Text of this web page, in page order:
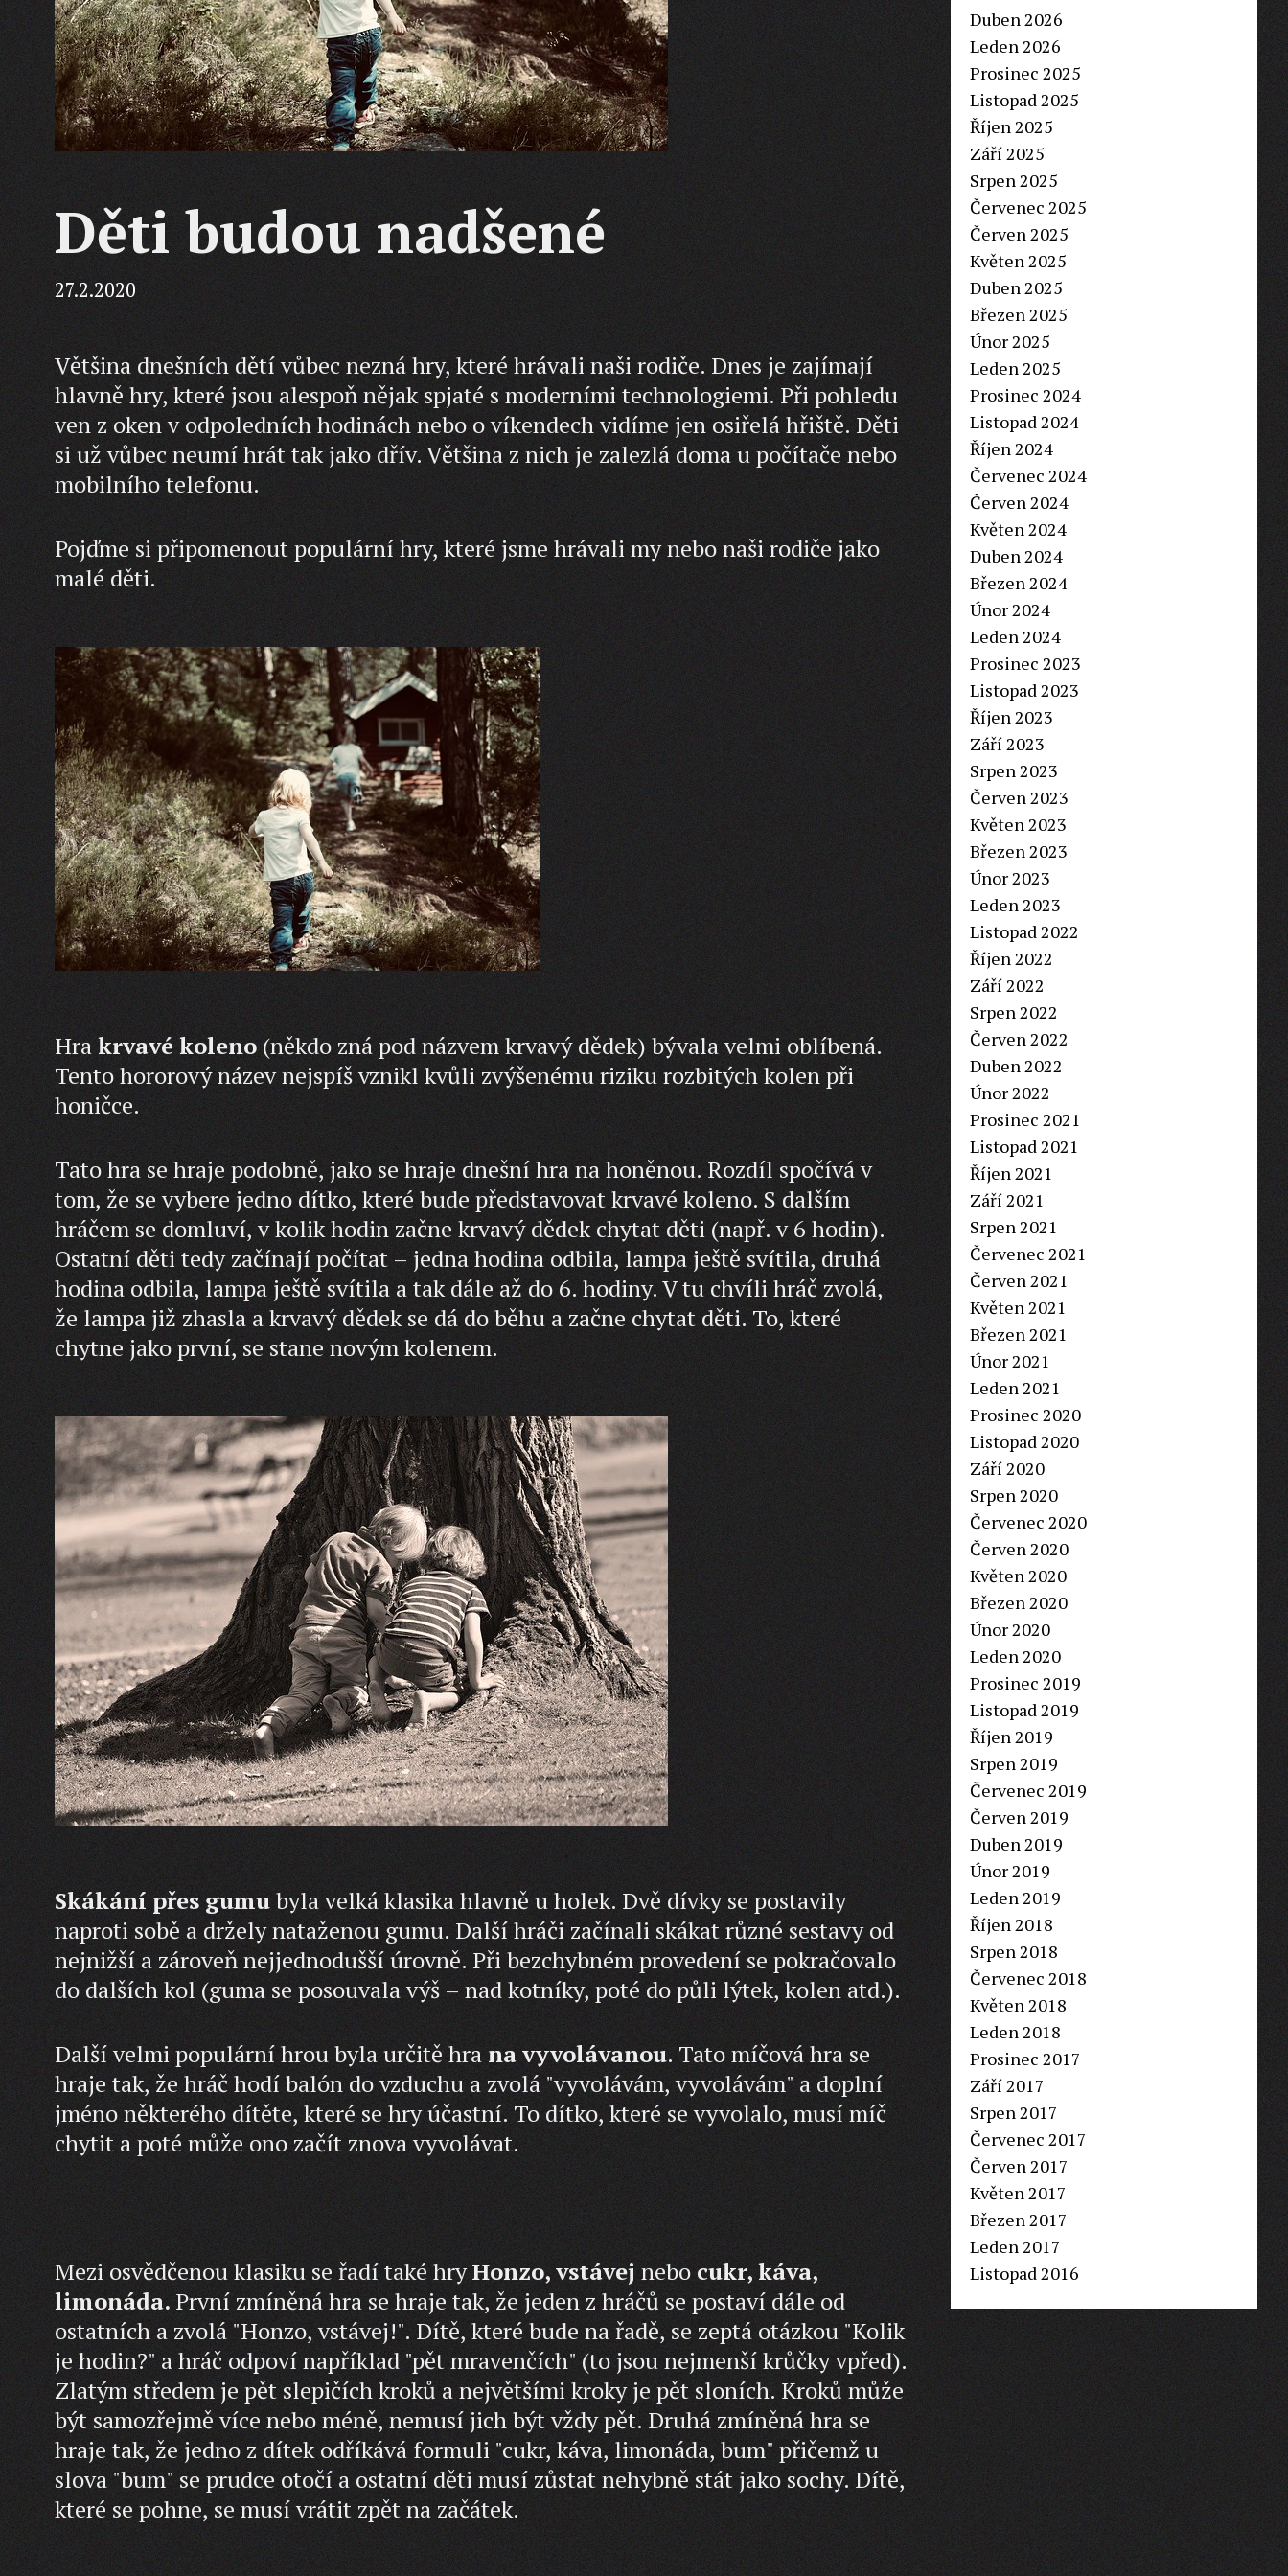
Děti budou nadšené
27.2.2020
Většina dnešních dětí vůbec nezná hry, které hrávali naši rodiče. Dnes je zajímají
hlavně hry, které jsou alespoň nějak spjaté s moderními technologiemi. Při pohledu
ven z oken v odpoledních hodinách nebo o víkendech vidíme jen osiřelá hřiště. Děti
si už vůbec neumí hrát tak jako dřív. Většina z nich je zalezlá doma u počítače nebo
mobilního telefonu.
Pojďme si připomenout populární hry, které jsme hrávali my nebo naši rodiče jako
malé děti.
Hrakrvavé koleno(někdo zná pod názvem krvavý dědek) bývala velmi oblíbená.
Tento hororový název nejspíš vznikl kvůli zvýšenému riziku rozbitých kolen při
honičce.
Tato hra se hraje podobně, jako se hraje dnešní hra na honěnou. Rozdíl spočívá v
tom, že se vybere jedno dítko, které bude představovat krvavé koleno. S dalším
hráčem se domluví, v kolik hodin začne krvavý dědek chytat děti (např. v 6 hodin).
Ostatní děti tedy začínají počítat – jedna hodina odbila, lampa ještě svítila, druhá
hodina odbila, lampa ještě svítila a tak dále až do 6. hodiny. V tu chvíli hráč zvolá,
že lampa již zhasla a krvavý dědek se dá do běhu a začne chytat děti. To, které
chytne jako první, se stane novým kolenem.
Skákání přes gumubyla velká klasika hlavně u holek. Dvě dívky se postavily
naproti sobě a držely nataženou gumu. Další hráči začínali skákat různé sestavy od
nejnižší a zároveň nejjednodušší úrovně. Při bezchybném provedení se pokračovalo
do dalších kol (guma se posouvala výš – nad kotníky, poté do půli lýtek, kolen atd.).
Další velmi populární hrou byla určitě hrana vyvolávanou. Tato míčová hra se
hraje tak, že hráč hodí balón do vzduchu a zvolá "vyvolávám, vyvolávám" a doplní
jméno některého dítěte, které se hry účastní. To dítko, které se vyvolalo, musí míč
chytit a poté může ono začít znova vyvolávat.
Mezi osvědčenou klasiku se řadí také hryHonzo, vstávejnebocukr, káva,
limonáda.První zmíněná hra se hraje tak, že jeden z hráčů se postaví dále od
ostatních a zvolá "Honzo, vstávej!". Dítě, které bude na řadě, se zeptá otázkou "Kolik
je hodin?" a hráč odpoví například "pět mravenčích" (to jsou nejmenší krůčky vpřed).
Zlatým středem je pět slepičích kroků a největšími kroky je pět sloních. Kroků může
být samozřejmě více nebo méně, nemusí jich být vždy pět. Druhá zmíněná hra se
hraje tak, že jedno z dítek odříkává formuli "cukr, káva, limonáda, bum" přičemž u
slova "bum" se prudce otočí a ostatní děti musí zůstat nehybně stát jako sochy. Dítě,
které se pohne, se musí vrátit zpět na začátek.
Duben 2026
Leden 2026
Prosinec 2025
Listopad 2025
Říjen 2025
Září 2025
Srpen 2025
Červenec 2025
Červen 2025
Květen 2025
Duben 2025
Březen 2025
Únor 2025
Leden 2025
Prosinec 2024
Listopad 2024
Říjen 2024
Červenec 2024
Červen 2024
Květen 2024
Duben 2024
Březen 2024
Únor 2024
Leden 2024
Prosinec 2023
Listopad 2023
Říjen 2023
Září 2023
Srpen 2023
Červen 2023
Květen 2023
Březen 2023
Únor 2023
Leden 2023
Listopad 2022
Říjen 2022
Září 2022
Srpen 2022
Červen 2022
Duben 2022
Únor 2022
Prosinec 2021
Listopad 2021
Říjen 2021
Září 2021
Srpen 2021
Červenec 2021
Červen 2021
Květen 2021
Březen 2021
Únor 2021
Leden 2021
Prosinec 2020
Listopad 2020
Září 2020
Srpen 2020
Červenec 2020
Červen 2020
Květen 2020
Březen 2020
Únor 2020
Leden 2020
Prosinec 2019
Listopad 2019
Říjen 2019
Srpen 2019
Červenec 2019
Červen 2019
Duben 2019
Únor 2019
Leden 2019
Říjen 2018
Srpen 2018
Červenec 2018
Květen 2018
Leden 2018
Prosinec 2017
Září 2017
Srpen 2017
Červenec 2017
Červen 2017
Květen 2017
Březen 2017
Leden 2017
Listopad 2016